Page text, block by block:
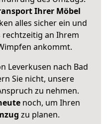
Ihrer Möbel
alles sicher ein und
rechtzeitig an Ihrem
ankommt.
Leverkusen nach Bad
Sie nicht, unsere
zu nehmen.
noch, um Ihren
zu planen.